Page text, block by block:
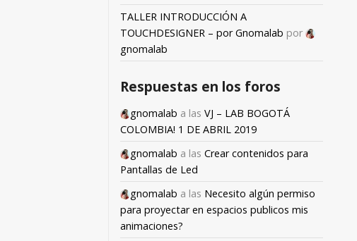
TALLER INTRODUCCIÓN A
TOUCHDESIGNER – por Gnomalab por
gnomalab
Respuestas en los foros
gnomalab a las VJ – LAB BOGOTÁ
COLOMBIA! 1 DE ABRIL 2019
gnomalab a las Crear contenidos para
Pantallas de Led
gnomalab a las Necesito algún permiso
para proyectar en espacios publicos mis
animaciones?